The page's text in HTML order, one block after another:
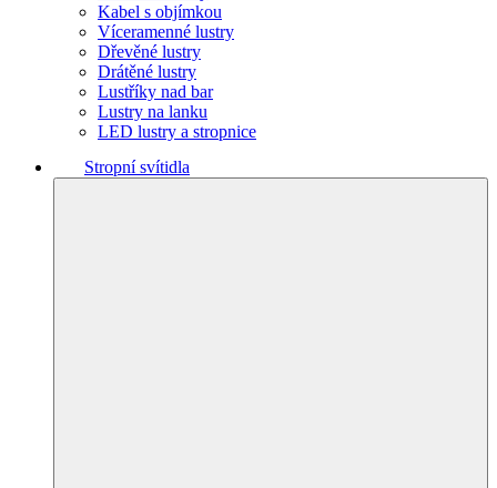
Kabel s objímkou
Víceramenné lustry
Dřevěné lustry
Drátěné lustry
Lustříky nad bar
Lustry na lanku
LED lustry a stropnice
Stropní svítidla